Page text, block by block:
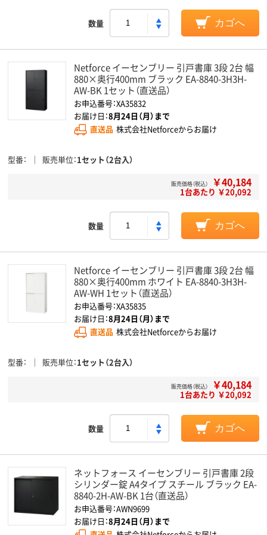
数量 カゴへ
Netforce イーセンブリー 引戸書庫 3段 2台 幅
880×奥行400mm ブラック EA-8840-3H3H-
AW-BK 1セット（直送品）
お申込番号：XA35832
お届け日：8月24日（月）まで
直送品 株式会社Netforceからお届け
型番 販売単位 1セット（2台入）
販売価格（税込） ￥40,184
1台あたり ￥20,092
数量 カゴへ
Netforce イーセンブリー 引戸書庫 3段 2台 幅
880×奥行400mm ホワイト EA-8840-3H3H-
AW-WH 1セット（直送品）
お申込番号：XA35835
お届け日：8月24日（月）まで
直送品 株式会社Netforceからお届け
型番 販売単位 1セット（2台入）
販売価格（税込） ￥40,184
1台あたり ￥20,092
数量 カゴへ
ネットフォース イーセンブリー 引戸書庫 2段
シリンダー錠 A4タイプ スチール ブラック EA-
8840-2H-AW-BK 1台（直送品）
お申込番号：AWN9699
お届け日：8月24日（月）まで